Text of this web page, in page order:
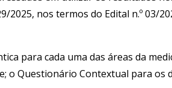
nos termos do Edital n.º 03/
para cada uma das áreas da
o Questionário Contextual para os